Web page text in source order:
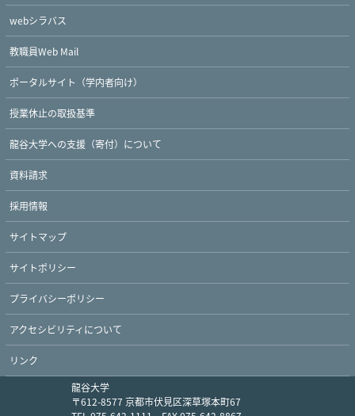
webシラバス
教職員Web Mail
ポータルサイト（学内者向け）
授業休止の取扱基準
龍谷大学への支援（寄付）について
資料請求
採用情報
サイトマップ
サイトポリシー
プライバシーポリシー
アクセシビリティについて
リンク
龍谷大学
〒612-8577 京都市伏見区深草塚本町67